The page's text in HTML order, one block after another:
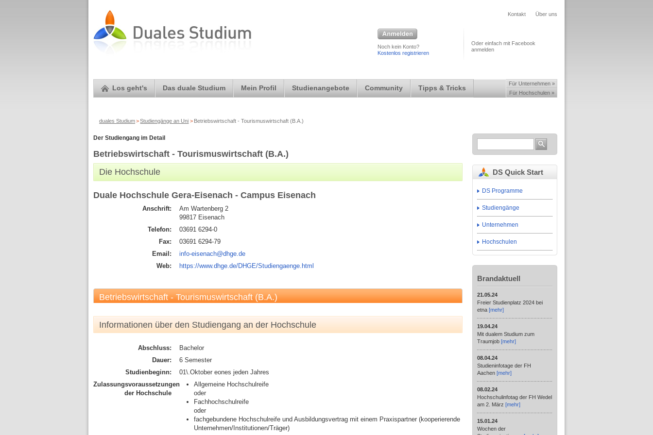
Kontakt Über uns
Noch kein Konto?
Kostenlos registrieren
Oder einfach mit Facebook
anmelden
Los geht's Das duale Studium Mein Profil Studienangebote Community Tipps & Tricks
Für Unternehmen »
Für Hochschulen »
duales Studium> Studiengänge an Uni > Betriebswirtschaft - Tourismuswirtschaft (B.A.)
Der Studiengang im Detail
Betriebswirtschaft - Tourismuswirtschaft (B.A.)
Die Hochschule
Duale Hochschule Gera-Eisenach - Campus Eisenach
Anschrift:
Am Wartenberg 2
99817 Eisenach
Telefon:
03691 6294-0
Fax:
03691 6294-79
Email:
info-eisenach@dhge.de
Web:
https://www.dhge.de/DHGE/Studiengaenge.html
Betriebswirtschaft - Tourismuswirtschaft (B.A.)
Informationen über den Studiengang an der Hochschule
Abschluss:
Bachelor
Dauer:
6 Semester
Studienbeginn:
01\.Oktober eones jeden Jahres
Zulassungsvoraussetzungen
der Hochschule
Allgemeine Hochschulreife
oder
Fachhochschulreife
oder
fachgebundene Hochschulreife und Ausbildungsvertrag mit einem Praxispartner (kooperierende
Unternehmen/Institutionen/Träger)
DS Quick Start
DS Programme
Studiengänge
Unternehmen
Hochschulen
Brandaktuell
21.05.24
Freier Studienplatz 2024 bei
etna [mehr]
19.04.24
Mit dualem Studium zum
Traumjob [mehr]
08.04.24
Studieninfotage der FH
Aachen [mehr]
08.02.24
Hochschulinfotag der FH Wedel
am 2. März [mehr]
15.01.24
Wochen der